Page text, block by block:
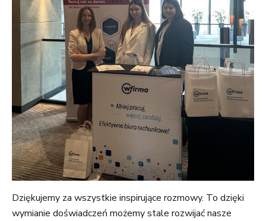
Dziękujemy za wszystkie inspirujące rozmowy. To dzięki
wymianie doświadczeń możemy stale rozwijać nasze